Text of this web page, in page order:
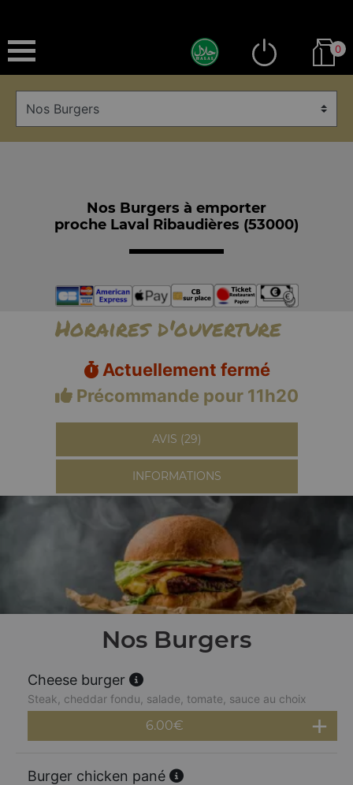
0
Nos Burgers à emporter
proche Laval Ribaudières (53000)
Horaires d'ouverture
Actuellement fermé
Précommande pour 11h20
AVIS (29)
INFORMATIONS
Nos Burgers
Cheese burger
Steak, cheddar fondu, salade, tomate, sauce au choix
6.00€
Burger chicken pané